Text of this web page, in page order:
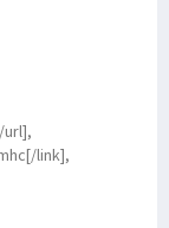
link],